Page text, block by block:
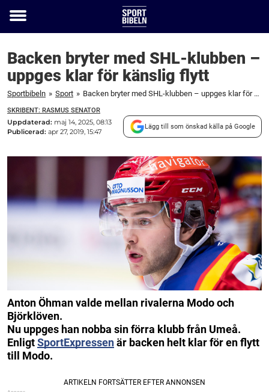
Toggle
Backen bryter med SHL-klubben –
uppges klar för känslig flytt
Sportbibeln » Sport » Backen bryter med SHL-klubben – uppges klar för känslig flytt
SKRIBENT: RASMUS SENATOR
Uppdaterad: maj 14, 2025, 08:13
Publicerad: apr 27, 2019, 15:47
Lägg till som önskad källa på Google
Anton Öhman valde mellan rivalerna Modo och
Björklöven.
Nu uppges han nobba sin förra klubb från Umeå.
EnligtSportExpressenär backen helt klar för en flytt
till Modo.